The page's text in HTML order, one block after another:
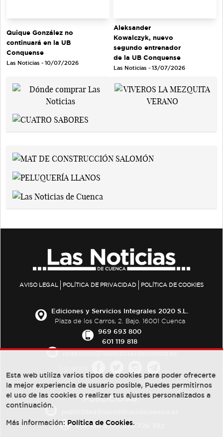
Quique González no
continuará en la UB
Conquense
Las Noticias - 10/07/2026
Aleksander
Kowalczyk, nuevo
segundo entrenador
de la UB Conquense
Las Noticias - 13/07/2026
AVISO LEGAL POLÍTICA DE PRIVACIDAD POLÍTICA DE COOKIES
Ediciones y Servicios Integrales 2020 S.L.
Plaza de los Carros, 2. Bajo. 16001 Cuenca
969 693 800
601 119 818
PUBLICIDAD:
684 126 573/670 726 392
Esta web utiliza varios tipos de cookies para poder ofrecerte
la mejor experiencia de usuario posible, Puedes permitirnos
el uso de las cookies o realizar tus ajustes personalizados a
continuación.
Más información: Política de Cookies.